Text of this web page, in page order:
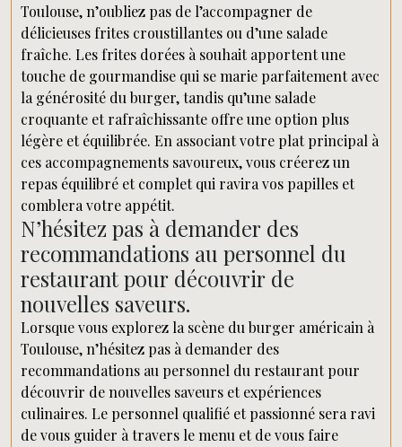
Toulouse, n’oubliez pas de l’accompagner de
délicieuses frites croustillantes ou d’une salade
fraîche. Les frites dorées à souhait apportent une
touche de gourmandise qui se marie parfaitement avec
la générosité du burger, tandis qu’une salade
croquante et rafraîchissante offre une option plus
légère et équilibrée. En associant votre plat principal à
ces accompagnements savoureux, vous créerez un
repas équilibré et complet qui ravira vos papilles et
comblera votre appétit.
N’hésitez pas à demander des
recommandations au personnel du
restaurant pour découvrir de
nouvelles saveurs.
Lorsque vous explorez la scène du burger américain à
Toulouse, n’hésitez pas à demander des
recommandations au personnel du restaurant pour
découvrir de nouvelles saveurs et expériences
culinaires. Le personnel qualifié et passionné sera ravi
de vous guider à travers le menu et de vous faire